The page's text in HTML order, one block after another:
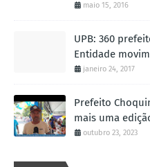
maio 15, 2016
UPB: 360
Entidade
janeiro 24, 2017
Prefeito
mais uma
outubro 23, 2023